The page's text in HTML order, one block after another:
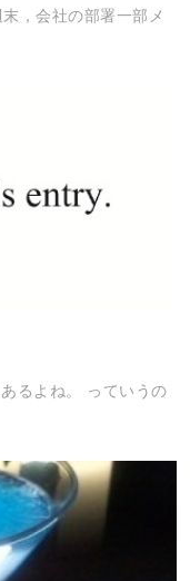
，会社の部署一部メ
るよね。 っていうの